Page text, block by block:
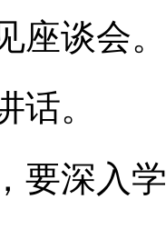
座谈会
话。
深入学